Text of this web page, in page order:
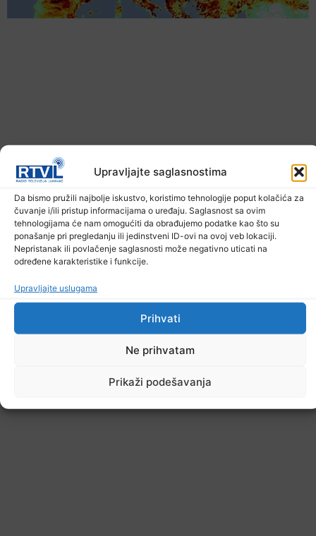
Upravljajte saglasnostima
Da bismo pružili najbolje iskustvo, koristimo tehnologije poput kolačića za
čuvanje i/ili pristup informacijama o uređaju. Saglasnost sa ovim
tehnologijama će nam omogućiti da obrađujemo podatke kao što su
ponašanje pri pregledanju ili jedinstveni ID-ovi na ovoj veb lokaciji.
Nepristanak ili povlačenje saglasnosti može negativno uticati na
određene karakteristike i funkcije.
Upravljajte uslugama
Prihvati
Ne prihvatam
Prikaži podešavanja
prijete Balkanu, u rizičnoj zoni nalazi se i BiH
6. Augusta 2026.